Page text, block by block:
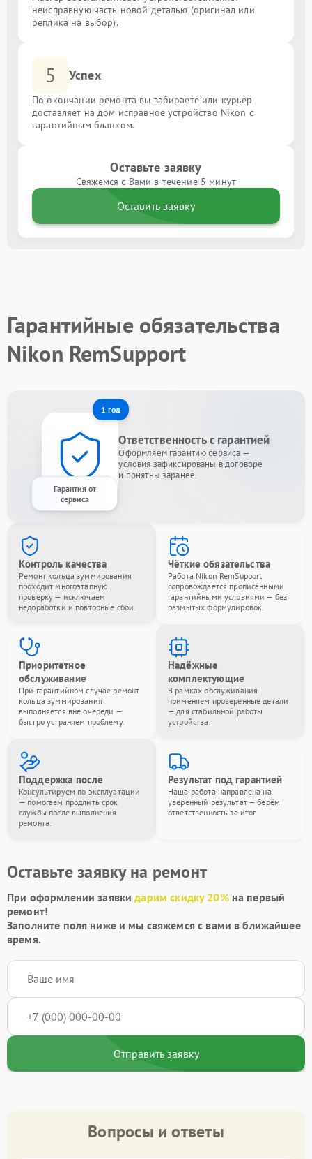
неисправную часть новой деталью (оригинал или
реплика на выбор).
5 Успех
По окончании ремонта вы забираете или курьер
доставляет на дом исправное устройство Nikon с
гарантийным бланком.
Оставьте заявку
Свяжемся с Вами в течение 5 минут
Оставить заявку
Гарантийные обязательства
Nikon RemSupport
1 год
Гарантия от
сервиса
Ответственность с гарантией
Оформляем гарантию сервиса —
условия зафиксированы в договоре
и понятны заранее.
Контроль качества
Ремонт кольца зуммирования
проходит многоэтапную
проверку — исключаем
недоработки и повторные сбои.
Чёткие обязательства
Работа Nikon RemSupport
сопровождается прописанными
гарантийными условиями — без
размытых формулировок.
Приоритетное
обслуживание
При гарантийном случае ремонт
кольца зуммирования
выполняется вне очереди —
быстро устраняем проблему.
Надёжные
комплектующие
В рамках обслуживания
применяем проверенные детали
— для стабильной работы
устройства.
Поддержка после
Консультируем по эксплуатации
— помогаем продлить срок
службы после выполнения
ремонта.
Результат под гарантией
Наша работа направлена на
уверенный результат — берём
ответственность за итог.
Оставьте заявку на ремонт
При оформлении заявкидарим скидку 20%на первый
ремонт!
Заполните поля ниже и мы свяжемся с вами в ближайшее
время.
Отправить заявку
Вопросы и ответы